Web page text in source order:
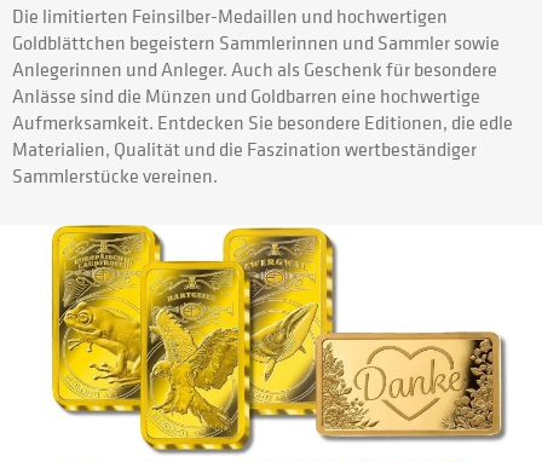
Die limitierten Feinsilber-Medaillen und hochwertigen
Goldblättchen begeistern Sammlerinnen und Sammler sowie
Anlegerinnen und Anleger. Auch als Geschenk für besondere
Anlässe sind die Münzen und Goldbarren eine hochwertige
Aufmerksamkeit. Entdecken Sie besondere Editionen, die edle
Materialien, Qualität und die Faszination wertbeständiger
Sammlerstücke vereinen.